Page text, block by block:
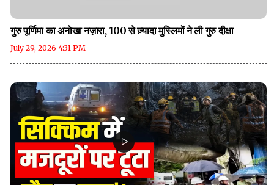
गुरु पूर्णिमा का अनोखा नज़ारा, 100 से ज़्यादा मुस्लिमों ने ली गुरु दीक्षा
July 29, 2026 4:31 PM